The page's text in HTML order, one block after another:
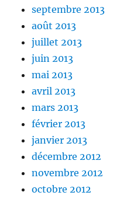
septembre 2013
août 2013
juillet 2013
juin 2013
mai 2013
avril 2013
mars 2013
février 2013
janvier 2013
décembre 2012
novembre 2012
octobre 2012